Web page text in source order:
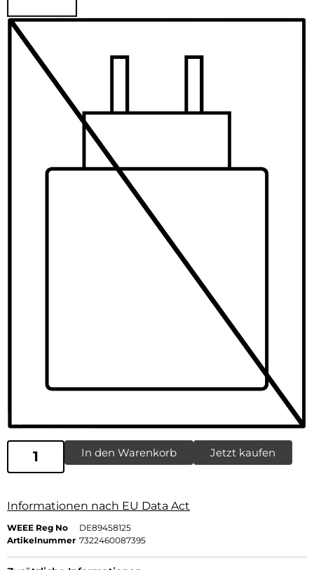
In den Warenkorb Jetzt kaufen
Informationen nach EU Data Act
WEEE Reg No
DE89458125
Artikelnummer 7322460087395